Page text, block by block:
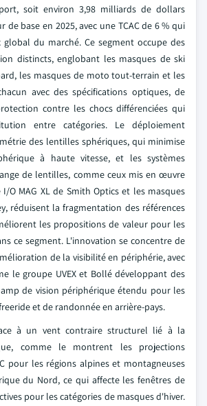
soit environ 3,98 milliards de dollars
de base en 2025, avec une TCAC de 6 % qui
du marché. Ce segment occupe des
distincts, englobant les masques de ski
les masques de moto tout-terrain et les
avec des spécifications optiques, de
contre les chocs différenciées qui
entre catégories. Le déploiement
des lentilles sphériques, qui minimise
à haute vitesse, et les systèmes
de lentilles, comme ceux mis en œuvre
O MAG XL de Smith Optics et les masques
réduisent la fragmentation des références
les propositions de valeur pour les
ce segment. L'innovation se concentre de
de la visibilité en périphérie, avec
le groupe UVEX et Bollé développant des
de vision périphérique étendu pour les
et de randonnée en arrière-pays.
à un vent contraire structurel lié à la
comme le montrent les projections
pour les régions alpines et montagneuses
du Nord, ce qui affecte les fenêtres de
pour les catégories de masques d'hiver.